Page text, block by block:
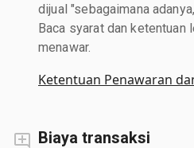
dijual "sebagaimana
Baca syarat dan ketentuan
menawar.
Ketentuan Penawaran
Biaya transaksi